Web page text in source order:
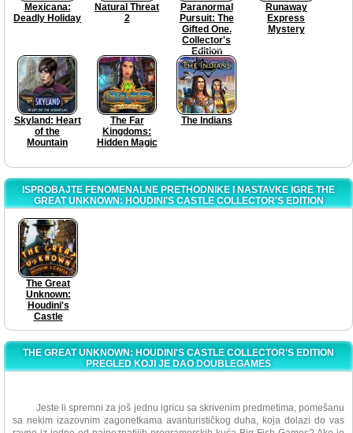
Mexicana:
Deadly Holiday
Natural Threat
2
Paranormal
Pursuit: The
Gifted One.
Collector's
Edition
Runaway
Express
Mystery
Skyland: Heart
of the
Mountain
The Far
Kingdoms:
Hidden Magic
The Indians
ISPROBAJTE FENOMENALNE PRETHODNIKE I NASTAVKE IGRE THE
GREAT UNKNOWN: HOUDINI'S CASTLE COLLECTOR'S EDITION
The Great
Unknown:
Houdini's
Castle
THE GREAT UNKNOWN: HOUDINI'S CASTLE COLLECTOR'S EDITION
PREGLED KOJI JE DAO DOUBLEGAMES
Jeste li spremni za još jednu igricu sa skrivenim predmetima, pomešanu
sa nekim izazovnim zagonetkama avanturističkog duha, koja dolazi do vas